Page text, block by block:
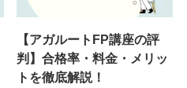
【アガルートFP講座の評
判】合格率・料金・メリッ
トを徹底解説！